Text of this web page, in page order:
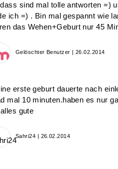
sind mal tolle antworten =)
ich =) . Bin mal gespannt wie
das Wehen+Geburt nur 45
Gelöschter Benutzer | 26.02.2014
erste geburt dauerte nach
mal 10 minuten.haben es nur
gute
Sahri24 | 26.02.2014